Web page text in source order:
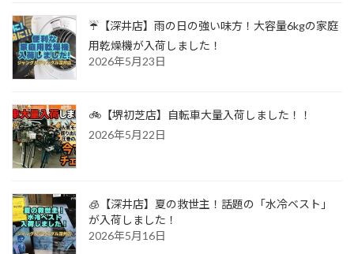
☔【深井店】雨の日の強い味方！大容量6kgの家庭
用乾燥機が入荷しました！
2026年5月23日
🚲【堺初芝店】自転車大量入荷しました！！
2026年5月22日
🧊【深井店】夏の救世主！話題の「水冷ベスト」
が入荷しました！
2026年5月16日